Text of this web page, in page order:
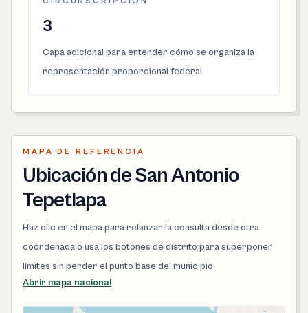
3
Capa adicional para entender cómo se organiza la
representación proporcional federal.
MAPA DE REFERENCIA
Ubicación de San Antonio
Tepetlapa
Haz clic en el mapa para relanzar la consulta desde otra
coordenada o usa los botones de distrito para superponer
límites sin perder el punto base del municipio.
Abrir mapa nacional